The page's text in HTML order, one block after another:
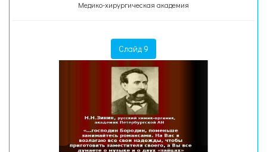
Медико-хирургическая академия
Слайд 9